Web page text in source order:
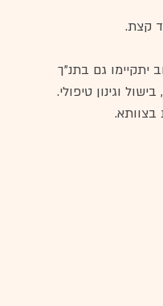
קצת.
יתקיימו גם בתנ"ך
וגינון טיפולי.
בצוותא.